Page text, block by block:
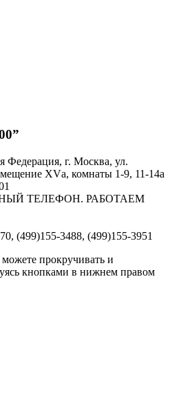
Федерация, г. Москва, ул.
XVа, комнаты 1-9, 11-14а
ТЕЛЕФОН. РАБОТАЕМ
(499)155-3488, (499)155-3951
прокручивать и
кнопками в нижнем правом